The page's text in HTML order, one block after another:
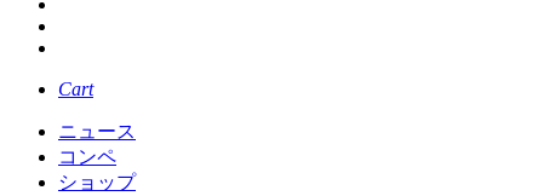
Cart
ニュース
コンペ
ショップ